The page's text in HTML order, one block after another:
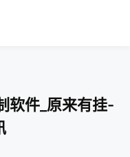
软件_原来有挂-